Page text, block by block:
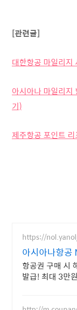
[관련글]
대한항공 마일리지
아시아나 마일리지
기)
제주항공 포인트
https://
아시아나항공
인기 해외노
항공권 구매 시
발급! 최대 3만